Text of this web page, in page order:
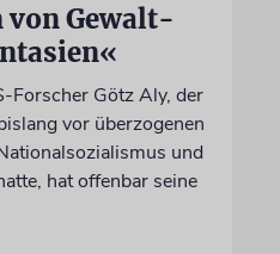
Gewalt-
Forscher Götz Aly, der
vor überzogenen
und
hat offenbar seine